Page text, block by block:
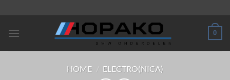
inhoud
0
HOME / ELECTRO(NICA)